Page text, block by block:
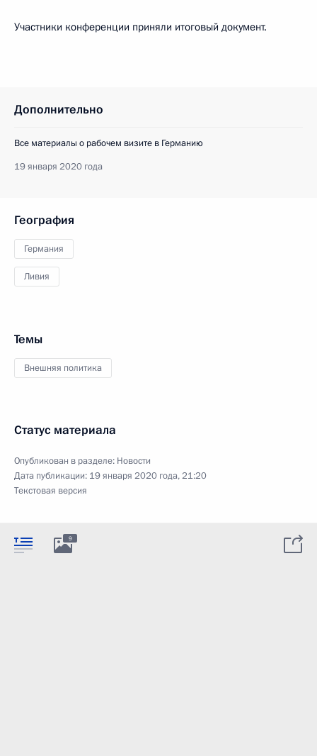
Участники конференции приняли итоговый документ.
Дополнительно
Все материалы о рабочем визите в Германию
19 января 2020 года
География
Германия
Ливия
Темы
Внешняя политика
Статус материала
Опубликован в разделе: Новости
Дата публикации: 19 января 2020 года, 21:20
Текстовая версия
9